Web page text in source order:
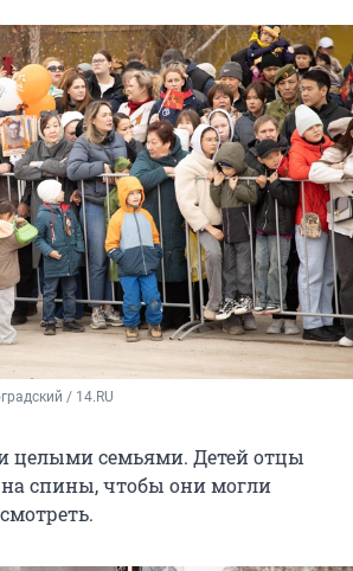
/ 14.RU
целыми семьями. Детей отцы
спины, чтобы они могли